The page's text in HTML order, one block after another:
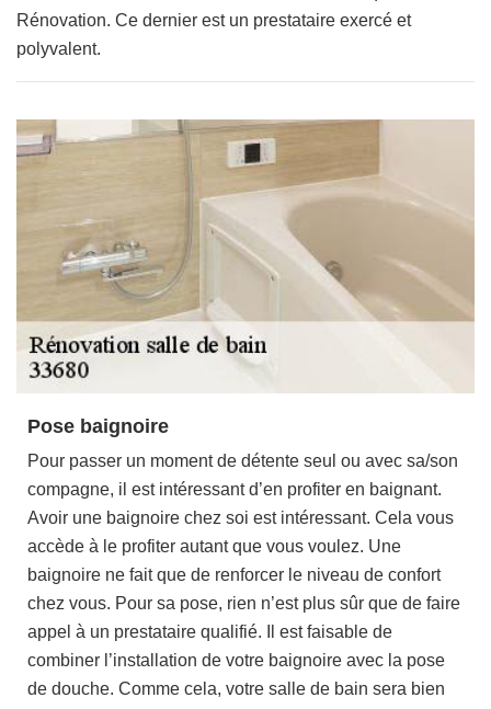
Rénovation. Ce dernier est un prestataire exercé et
polyvalent.
Pose baignoire
Pour passer un moment de détente seul ou avec sa/son
compagne, il est intéressant d’en profiter en baignant.
Avoir une baignoire chez soi est intéressant. Cela vous
accède à le profiter autant que vous voulez. Une
baignoire ne fait que de renforcer le niveau de confort
chez vous. Pour sa pose, rien n’est plus sûr que de faire
appel à un prestataire qualifié. Il est faisable de
combiner l’installation de votre baignoire avec la pose
de douche. Comme cela, votre salle de bain sera bien